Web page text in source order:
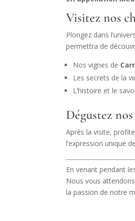
Visitez nos
Plongez dans
permettra de
Nos vignes de
Les secrets de la
L’histoire et le
Dégustez
Après la visite,
l’expression unique
En venant pendant
Nous vous
la passion de notre